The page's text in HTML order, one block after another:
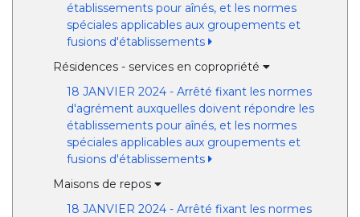
établissements pour aînés, et les normes
spéciales applicables aux groupements et
fusions d'établissements
Résidences - services en copropriété
18 JANVIER 2024 - Arrêté fixant les normes
d'agrément auxquelles doivent répondre les
établissements pour aînés, et les normes
spéciales applicables aux groupements et
fusions d'établissements
Maisons de repos
18 JANVIER 2024 - Arrêté fixant les normes